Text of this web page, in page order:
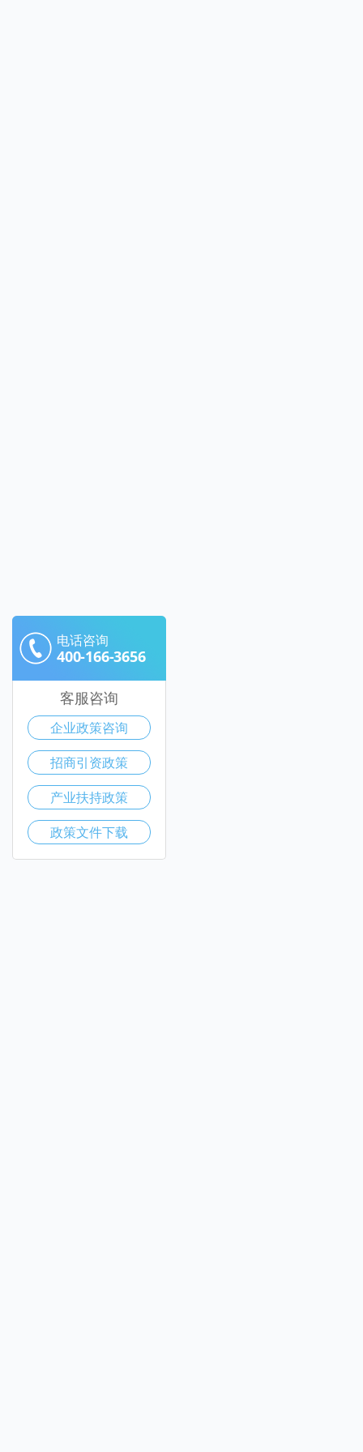
电话咨询
400-166-3656
客服咨询
企业政策咨询
招商引资政策
产业扶持政策
政策文件下载